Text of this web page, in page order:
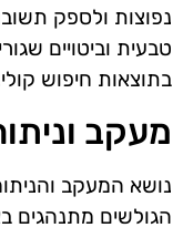
נפוצות ולספק
טבעית וביטויים
בתוצאות חיפוש
מעקב
נושא המעקב